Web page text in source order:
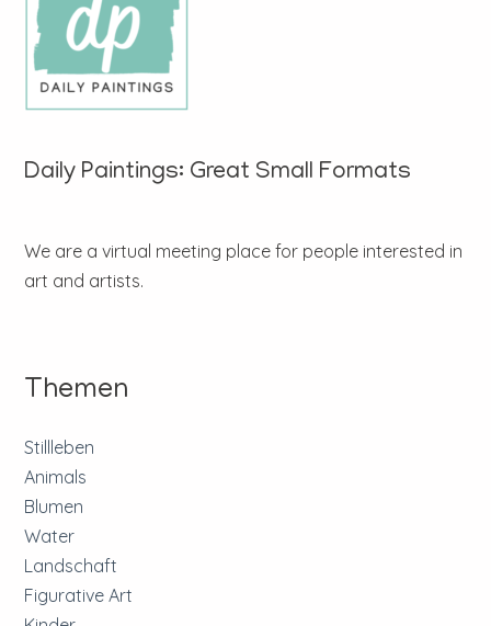
Daily Paintings: Great Small Formats
We are a virtual meeting place for people interested in
art and artists.
Themen
Stillleben
Animals
Blumen
Water
Landschaft
Figurative Art